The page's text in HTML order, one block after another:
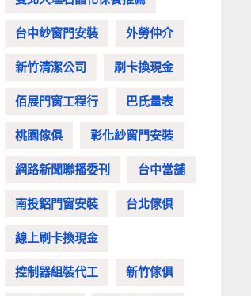
台中紗窗門安裝 外勞仲介
新竹清潔公司 刷卡換現金
佰展門窗工程行 巴氏量表
桃園傢俱 彰化紗窗門安裝
網路新聞聯播委刊 台中當舖
南投鋁門窗安裝 台北傢俱
線上刷卡換現金
控制器組裝代工 新竹傢俱